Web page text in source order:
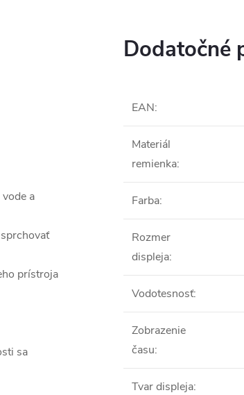
a
prístroja
sa
Dodatočné
EAN:
Materiál
remienka:
Farba:
Rozmer
displeja:
Vodotesnosť:
Zobrazenie
času:
Tvar displeja: